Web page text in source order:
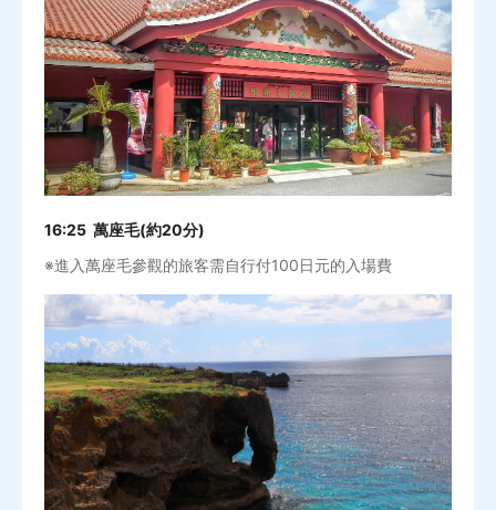
16:25 萬座毛(約20分)
※進入萬座毛參觀的旅客需自行付100日元的入場費